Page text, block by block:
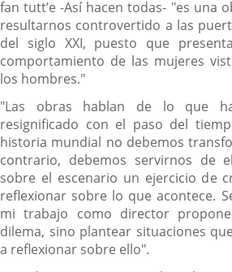
fan tutt’e -Así hacen todas- "es una
resultarnos controvertido a las
del siglo XXI, puesto que
comportamiento de las mujeres
los hombres."
"Las obras hablan de lo que
resignificado con el paso del
historia mundial no debemos
contrario, debemos servirnos de
sobre el escenario un ejercicio de
reflexionar sobre lo que acontece.
mi trabajo como director
dilema, sino plantear situaciones
a reflexionar sobre ello".